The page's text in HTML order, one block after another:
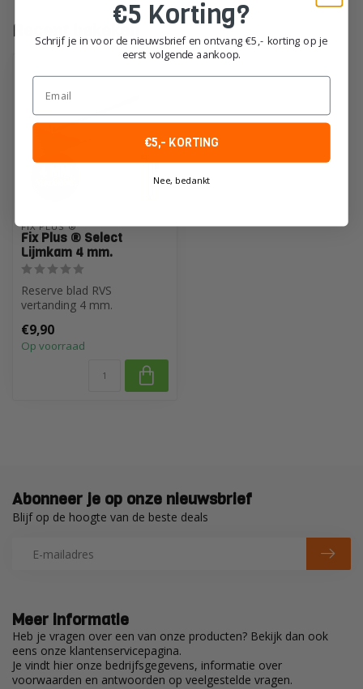
Recent bekeken
FIX PLUS ®
Fix Plus ® Select
Lijmkam 4 mm.
Reserve blad RVS
vertanding 4 mm.
€9,90
Op voorraad
Meer informatie
Heb je vragen over een van onze producten? Bekijk dan ook
eens onze klantenservicepagina.
Je vindt hier onze bedrijfsgegevens, informatie over
voorwaarden en antwoorden op veelgestelde vragen.
Abonneer je op onze nieuwsbrief
Blijf op de hoogte van de beste deals
€5 Korting?
Schrijf je in voor de nieuwsbrief en ontvang €5,- korting op je
eerst volgende aankoop.
Email
€5,- KORTING
Nee, bedankt